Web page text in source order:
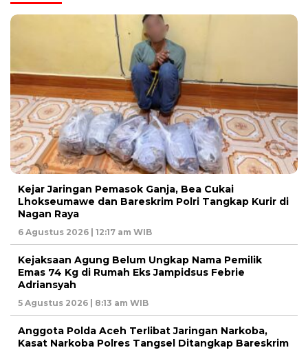
Kejar Jaringan Pemasok Ganja, Bea Cukai
Lhokseumawe dan Bareskrim Polri Tangkap Kurir di
Nagan Raya
6 Agustus 2026 | 12:17 am WIB
Kejaksaan Agung Belum Ungkap Nama Pemilik
Emas 74 Kg di Rumah Eks Jampidsus Febrie
Adriansyah
5 Agustus 2026 | 8:13 am WIB
Anggota Polda Aceh Terlibat Jaringan Narkoba,
Kasat Narkoba Polres Tangsel Ditangkap Bareskrim